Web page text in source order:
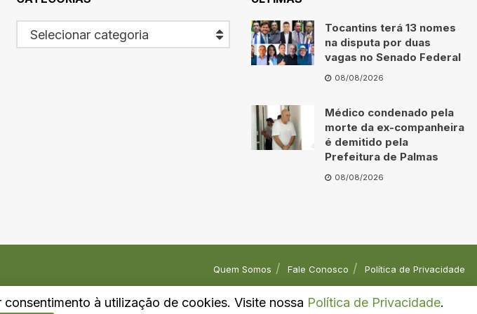
Selecionar categoria
Tocantins terá 13 nomes
na disputa por duas
vagas no Senado Federal
08/08/2026
Médico condenado pela
morte da ex-companheira
é demitido pela
Prefeitura de Palmas
08/08/2026
Quem Somos Fale Conosco Política de Privacidade
à utilização de cookies. Visite nossa Política de Privacidade.